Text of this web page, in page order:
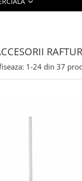
1-24 din 37